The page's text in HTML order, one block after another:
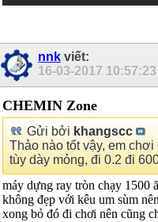
nnk viết:
16-03-2017 10:57:23
CHEMIN Zone
Gửi bởi khangscc
Thảo nào tốt vậy, em
tùy dày mỏng, đi 0.2 đi
máy dựng ray tròn chạy 1500
không đẹp với kêu um sùm
xong bỏ đó đi chơi nên cũng